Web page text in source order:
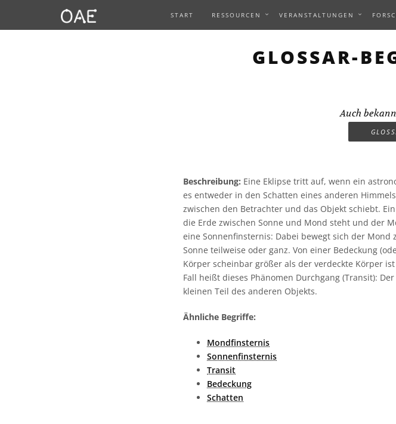
START RESSOURCEN VERANSTALTUNGEN
GLOSSAR-
Auch
Beschreibung: Eine Eklipse tritt auf, wenn ein
es entweder in den Schatten eines anderen
zwischen den Betrachter und das Objekt schiebt.
die Erde zwischen Sonne und Mond steht und der
eine Sonnenfinsternis: Dabei bewegt sich der
Sonne teilweise oder ganz. Von einer Bedeckung
Körper scheinbar größer als der verdeckte Körper
Fall heißt dieses Phänomen Durchgang (Transit):
kleinen Teil des anderen Objekts.
Ähnliche Begriffe:
Mondfinsternis
Sonnenfinsternis
Transit
Bedeckung
Schatten